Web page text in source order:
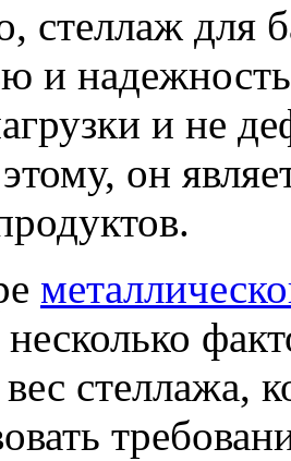
стеллаж для
и
и не
он
стеллажа,